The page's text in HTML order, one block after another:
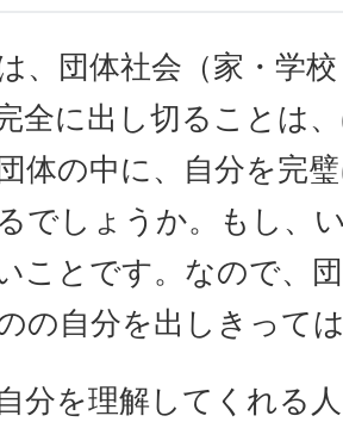
、団体社会（家・学
全に出し切ることは
体の中に、自分を完
でしょうか。もし、
ことです。なので、
の自分を出しきって
分を理解してくれる